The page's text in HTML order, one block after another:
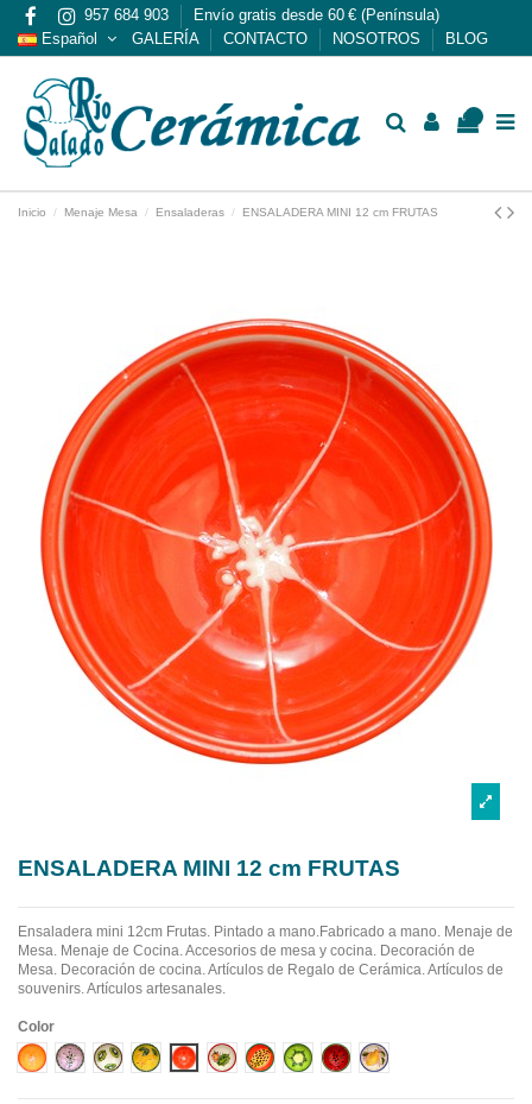
957 684 903
Envío gratis desde 60 € (Península)
Español
GALERÍA CONTACTO NOSOTROS BLOG
Inicio Menaje Mesa Ensaladeras ENSALADERA MINI 12 cm FRUTAS
ENSALADERA MINI 12 cm FRUTAS
Ensaladera mini 12cm Frutas. Pintado a mano.Fabricado a mano. Menaje de
Mesa. Menaje de Cocina. Accesorios de mesa y cocina. Decoración de
Mesa. Decoración de cocina. Artículos de Regalo de Cerámica. Artículos de
souvenirs. Artículos artesanales.
Color
Diseño 1Diseño 10Diseño 2Diseño 3Diseño 4Diseño 5Diseño 6Diseño 7Diseño 8Diseño 9